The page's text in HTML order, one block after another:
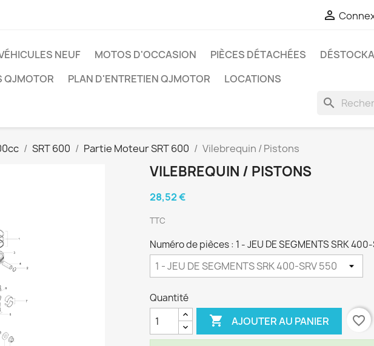

NEUF MOTOS D'OCCASION PIÈCES DÉTACHÉES
QJMOTOR
PLAN D'ENTRETIEN QJMOTOR LOCATIONS
search
SRT 600 Partie Moteur SRT 600 Vilebrequin / Pistons
VILEBREQUIN / PISTONS
28,52 €
TTC
Numéro de pièces : 1 - JEU DE SEGMENTS SRK
Quantité
 AJOUTER AU PANIER favorite_border